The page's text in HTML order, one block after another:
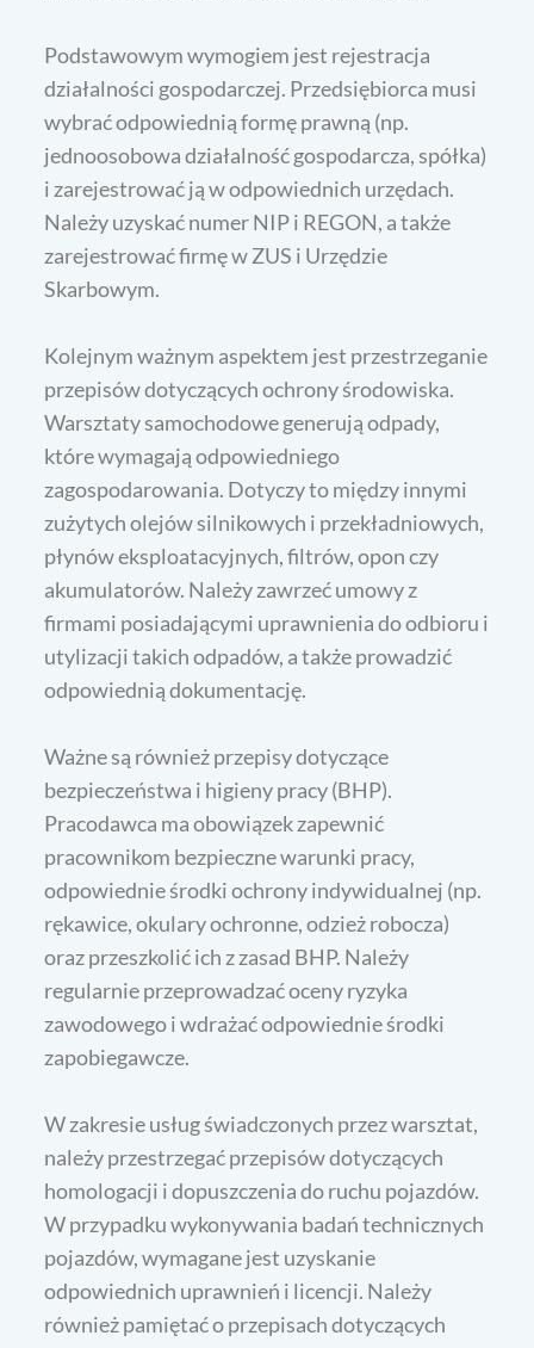
Podstawowym wymogiem jest rejestracja
działalności gospodarczej. Przedsiębiorca musi
wybrać odpowiednią formę prawną (np.
jednoosobowa działalność gospodarcza, spółka)
i zarejestrować ją w odpowiednich urzędach.
Należy uzyskać numer NIP i REGON, a także
zarejestrować firmę w ZUS i Urzędzie
Skarbowym.
Kolejnym ważnym aspektem jest przestrzeganie
przepisów dotyczących ochrony środowiska.
Warsztaty samochodowe generują odpady,
które wymagają odpowiedniego
zagospodarowania. Dotyczy to między innymi
zużytych olejów silnikowych i przekładniowych,
płynów eksploatacyjnych, filtrów, opon czy
akumulatorów. Należy zawrzeć umowy z
firmami posiadającymi uprawnienia do odbioru i
utylizacji takich odpadów, a także prowadzić
odpowiednią dokumentację.
Ważne są również przepisy dotyczące
bezpieczeństwa i higieny pracy (BHP).
Pracodawca ma obowiązek zapewnić
pracownikom bezpieczne warunki pracy,
odpowiednie środki ochrony indywidualnej (np.
rękawice, okulary ochronne, odzież robocza)
oraz przeszkolić ich z zasad BHP. Należy
regularnie przeprowadzać oceny ryzyka
zawodowego i wdrażać odpowiednie środki
zapobiegawcze.
W zakresie usług świadczonych przez warsztat,
należy przestrzegać przepisów dotyczących
homologacji i dopuszczenia do ruchu pojazdów.
W przypadku wykonywania badań technicznych
pojazdów, wymagane jest uzyskanie
odpowiednich uprawnień i licencji. Należy
również pamiętać o przepisach dotyczących